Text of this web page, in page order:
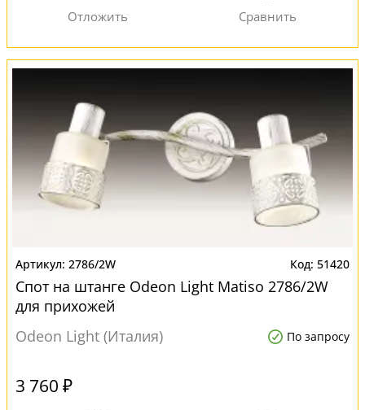
2786/2W 51420
Спот на штанге Odeon Light Matiso 2786/2W
для прихожей
Odeon Light (Италия)
По запросу
3 760 ₽